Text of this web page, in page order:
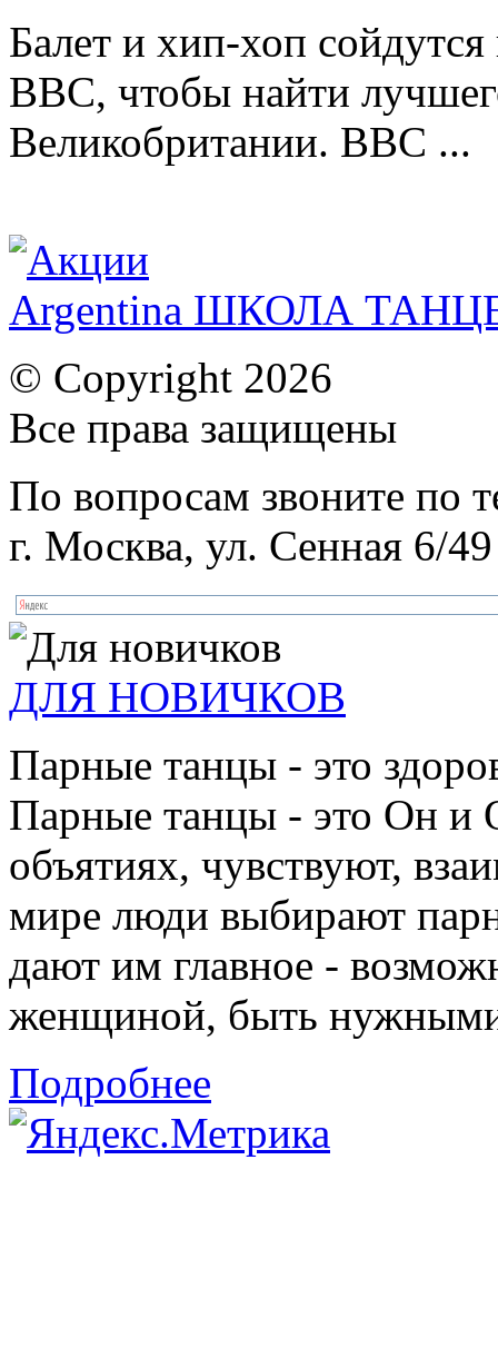
Балет и хип-хоп сойдутся
BBC, чтобы найти
Великобритании. BBC ...
Argentina ШКОЛА
© Copyright 2026
Все права защищены
По вопросам звоните по
г. Москва, ул. Сенная 6/49
ДЛЯ НОВИЧКОВ
Парные танцы - это
Парные танцы - это Он и
объятиях, чувствуют,
мире люди выбирают
дают им главное -
женщиной, быть нужными
Подробнее